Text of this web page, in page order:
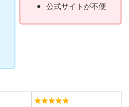
公式サイトが不便